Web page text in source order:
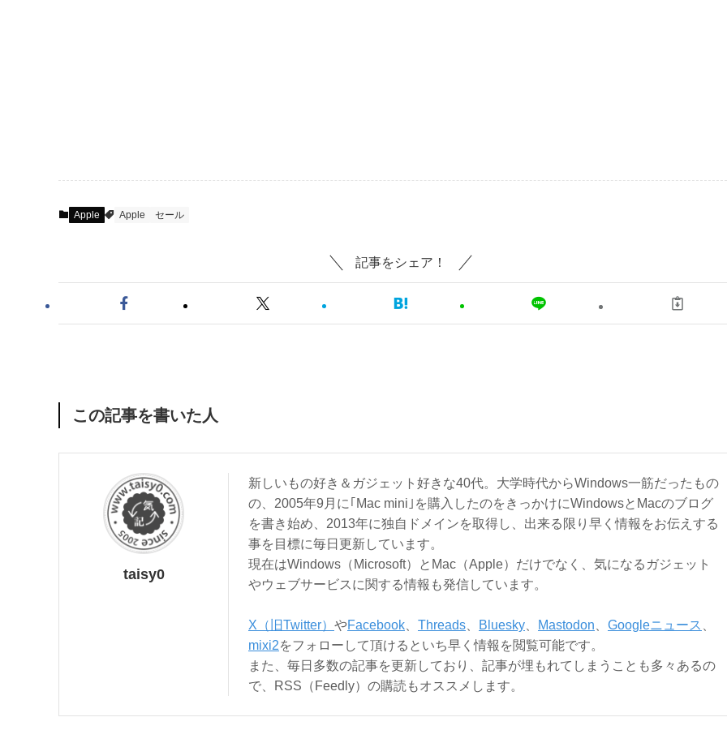
Apple Apple セール
記事をシェア！
この記事を書いた人
taisy0
新しいもの好き＆ガジェット好きな40代。大学時代からWindows一筋だったもの
の、2005年9月に｢Mac mini｣を購入したのをきっかけにWindowsとMacのブログ
を書き始め、2013年に独自ドメインを取得し、出来る限り早く情報をお伝えする
事を目標に毎日更新しています。
現在はWindows（Microsoft）とMac（Apple）だけでなく、気になるガジェット
やウェブサービスに関する情報も発信しています。
X（旧Twitter） やFacebook Threads Bluesky Mastodon Googleニュース
mixi2をフォローして頂けるといち早く情報を閲覧可能です。
また、毎日多数の記事を更新しており、記事が埋もれてしまうことも多々あるの
で、RSS（Feedly）の購読もオススメします。